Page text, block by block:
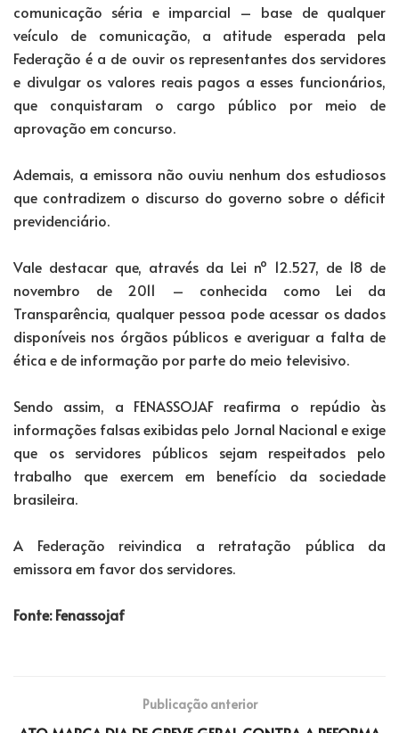
comunicação séria e imparcial – base de qualquer
veículo de comunicação, a atitude esperada pela
Federação é a de ouvir os representantes dos servidores
e divulgar os valores reais pagos a esses funcionários,
que conquistaram o cargo público por meio de
aprovação em concurso.
Ademais, a emissora não ouviu nenhum dos estudiosos
que contradizem o discurso do governo sobre o déficit
previdenciário.
Vale destacar que, através da Lei nº 12.527, de 18 de
novembro de 2011 – conhecida como Lei da
Transparência, qualquer pessoa pode acessar os dados
disponíveis nos órgãos públicos e averiguar a falta de
ética e de informação por parte do meio televisivo.
Sendo assim, a FENASSOJAF reafirma o repúdio às
informações falsas exibidas pelo Jornal Nacional e exige
que os servidores públicos sejam respeitados pelo
trabalho que exercem em benefício da sociedade
brasileira.
A Federação reivindica a retratação pública da
emissora em favor dos servidores.
Fonte: Fenassojaf
Publicação anterior